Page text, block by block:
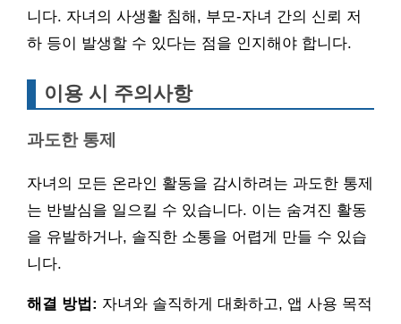
니다. 자녀의 사생활 침해, 부모-자녀 간의 신뢰 저
하 등이 발생할 수 있다는 점을 인지해야 합니다.
이용 시 주의사항
과도한 통제
자녀의 모든 온라인 활동을 감시하려는 과도한 통제
는 반발심을 일으킬 수 있습니다. 이는 숨겨진 활동
을 유발하거나, 솔직한 소통을 어렵게 만들 수 있습
니다.
해결 방법: 자녀와 솔직하게 대화하고, 앱 사용 목적